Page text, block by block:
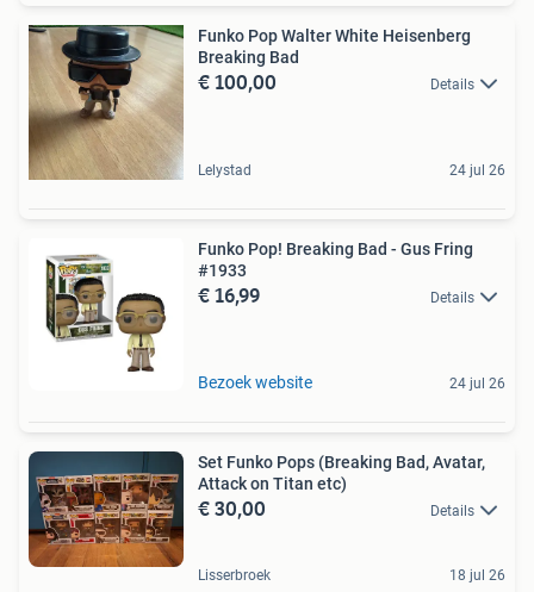
Funko Pop Walter White Heisenberg
Breaking Bad
€ 100,00 Details
Lelystad 24 jul 26
Funko Pop! Breaking Bad - Gus Fring
#1933
€ 16,99 Details
Bezoek website 24 jul 26
Set Funko Pops (Breaking Bad, Avatar,
Attack on Titan etc)
€ 30,00 Details
Lisserbroek 18 jul 26